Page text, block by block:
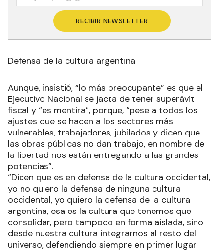
RECIBIR NEWSLETTER
Defensa de la cultura argentina
Aunque, insistió, “lo más preocupante” es que el
Ejecutivo Nacional se jacta de tener superávit
fiscal y “es mentira”, porque, “pese a todos los
ajustes que se hacen a los sectores más
vulnerables, trabajadores, jubilados y dicen que
las obras públicas no dan trabajo, en nombre de
la libertad nos están entregando a las grandes
potencias”.
“Dicen que es en defensa de la cultura occidental,
yo no quiero la defensa de ninguna cultura
occidental, yo quiero la defensa de la cultura
argentina, esa es la cultura que tenemos que
consolidar, pero tampoco en forma aislada, sino
desde nuestra cultura integrarnos al resto del
universo, defendiendo siempre en primer lugar